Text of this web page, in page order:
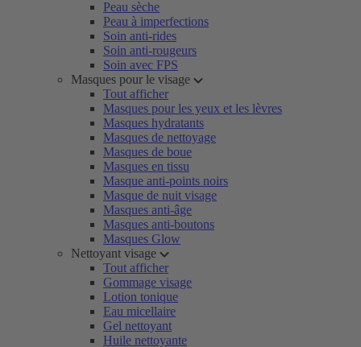
Peau sèche
Peau à imperfections
Soin anti-rides
Soin anti-rougeurs
Soin avec FPS
Masques pour le visage
Tout afficher
Masques pour les yeux et les lèvres
Masques hydratants
Masques de nettoyage
Masques de boue
Masques en tissu
Masque anti-points noirs
Masque de nuit visage
Masques anti-âge
Masques anti-boutons
Masques Glow
Nettoyant visage
Tout afficher
Gommage visage
Lotion tonique
Eau micellaire
Gel nettoyant
Huile nettoyante